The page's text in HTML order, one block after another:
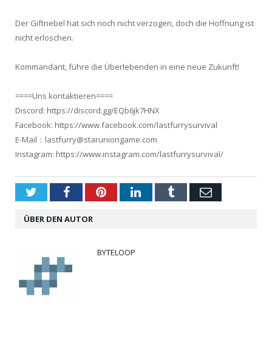
Der Giftnebel hat sich noch nicht verzogen, doch die Hoffnung ist
nicht erloschen.
Kommandant, führe die Überlebenden in eine neue Zukunft!
====Uns kontaktieren====
Discord: https://discord.gg/EQb6jk7HNX
Facebook: https://www.facebook.com/lastfurrysurvival
E-Mail：lastfurry@staruniongame.com
Instagram: https://www.instagram.com/lastfurrysurvival/
TwitterFacebookPinterestLinkedInTumblrEmail
ÜBER DEN AUTOR
BYTELOOP